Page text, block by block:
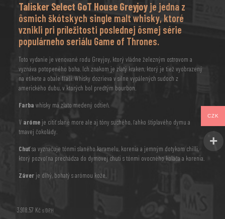
Talisker Select GoT House Greyjoyje jedna z
ôsmich škótskych single malt whisky, ktoré
vznikli pri príležitosti poslednej ôsmej série
populárneho seriálu Game of Thrones.
Toto vydanie je venované rodu Greyjoy, ktorý vládne železným ostrovom a
vyznáva potopeného boha. Ich znakom je zlatý kraken, ktorý je tiež vyobrazený
na etikete a obale fľaši. Whisky dozrieva v silne vypálených sudoch z
amerického dubu, v ktorých bol predtým bourbon.
Farba whisky má zlato medený odtieň.
V arómeje cítiť slané more ale aj tóny suchého, ľahko štiplavého dymu a
tmavej čokolády.
Chuťsa vyznačuje tónmi slaného karamelu, korenia a jemným dotykom chilli,
ktorý pozvoľna prechádza do dymovej chuti s tónmi ovocného koláča a korenia.
Záverje dlhý, bohatý s arómou kože.
3.918,57 Kč s DPH
CZK